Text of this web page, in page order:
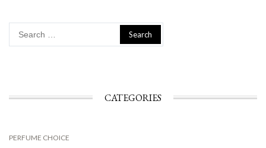
for:
CATEGORIES
PERFUME CHOICE